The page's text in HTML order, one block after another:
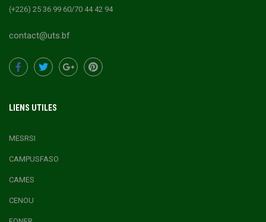
(+226) 25 36 99 60/70 44 42 94
contact@uts.bf
LIENS UTILES
MESRSI
CAMPUSFASO
CAMES
CENOU